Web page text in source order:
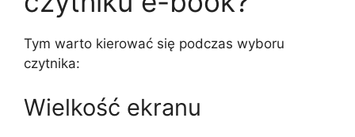
Tym warto kierować się podczas wyboru
czytnika:
Wielkość ekranu